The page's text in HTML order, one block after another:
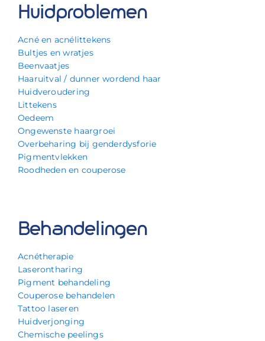
Huidproblemen
Acné en acnélittekens
Bultjes en wratjes
Beenvaatjes
Haaruitval / dunner wordend haar
Huidveroudering
Littekens
Oedeem
Ongewenste haargroei
Overbeharing bij genderdysforie
Pigmentvlekken
Roodheden en couperose
Behandelingen
Acnétherapie
Laserontharing
Pigment behandeling
Couperose behandelen
Tattoo laseren
Huidverjonging
Chemische peelings